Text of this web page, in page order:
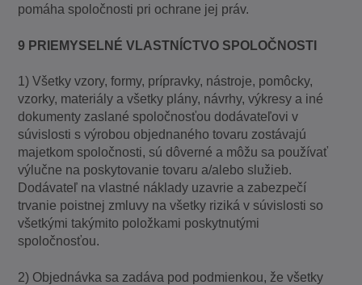
pomáha spoločnosti pri ochrane jej práv.
9 PRIEMYSELNÉ VLASTNÍCTVO SPOLOČNOSTI
1) Všetky vzory, formy, prípravky, nástroje, pomôcky,
vzorky, materiály a všetky plány, návrhy, výkresy a iné
dokumenty zaslané spoločnosťou dodávateľovi v
súvislosti s výrobou objednaného tovaru zostávajú
majetkom spoločnosti, sú dôverné a môžu sa používať
výlučne na poskytovanie tovaru a/alebo služieb.
Dodávateľ na vlastné náklady uzavrie a zabezpečí
trvanie poistnej zmluvy na všetky riziká v súvislosti so
všetkými takýmito položkami poskytnutými
spoločnosťou.
2) Objednávka sa zadáva pod podmienkou, že všetky